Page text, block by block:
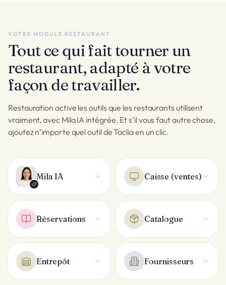
VOTRE MODULE RESTAURANT
Tout ce qui fait tourner un
restaurant, adapté à votre
façon de travailler.
Restauration active les outils que les restaurants utilisent
vraiment, avec Mila IA intégrée. Et s’il vous faut autre chose,
ajoutez n’importe quel outil de Taclia en un clic.
Mila IA Caisse (ventes)
Réservations Catalogue
Entrepôt Fournisseurs